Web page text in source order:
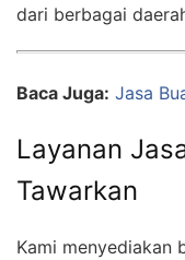
dari berbagai
Baca Juga: Jasa
Layanan
Tawarkan
Kami menyediakan